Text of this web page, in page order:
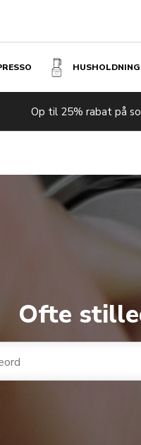
Op til 25% rabat på
Ofte